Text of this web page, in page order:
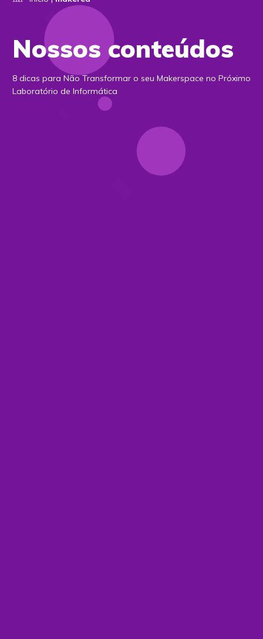
Nossos conteúdos
8 dicas para Não Transformar o seu Makerspace no Próximo
Laboratório de Informática